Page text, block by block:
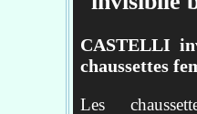
CASTELLI
chaussettes
Les